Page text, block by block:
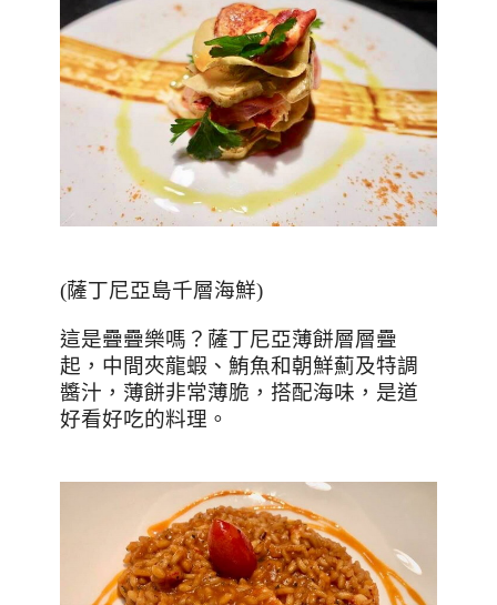
(薩丁尼亞島千層海鮮)
這是疊疊樂嗎？薩丁尼亞薄餅層層疊
起，中間夾龍蝦、鮪魚和朝鮮薊及特調
醬汁，薄餅非常薄脆，搭配海味，是道
好看好吃的料理。